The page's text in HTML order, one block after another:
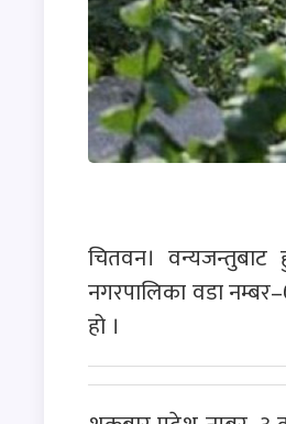
चितवन।
नगरपालिका वडा
हो ।